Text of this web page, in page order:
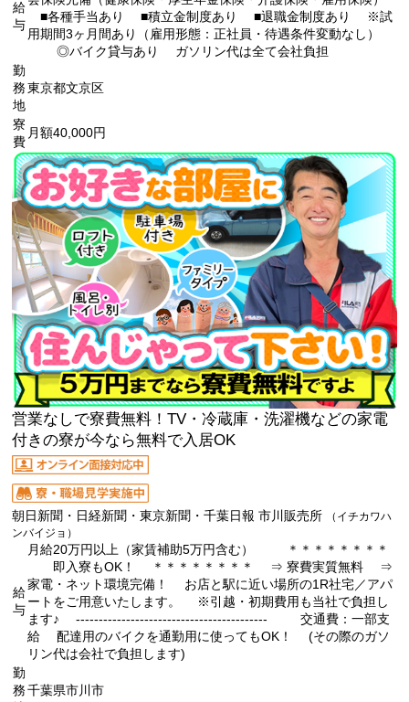
給
与
■各種手当あり ■積立金制度あり ■退職金制度あり ※試
用期間3ヶ月間あり（雇用形態：正社員・待遇条件変動なし）
◎バイク貸与あり ガソリン代は全て会社負担
勤
務
地
東京都文京区
寮
費
月額40,000円
営業なしで寮費無料！TV・冷蔵庫・洗濯機などの家電
付きの寮が今なら無料で入居OK
朝日新聞・日経新聞・東京新聞・千葉日報 市川販売所
（イチカワハ
ンバイジョ）
給
与
月給20万円以上（家賃補助5万円含む） ＊＊＊＊＊＊＊＊
即入寮もOK！ ＊＊＊＊＊＊＊＊ ⇒ 寮費実質無料 ⇒
家電・ネット環境完備！ お店と駅に近い場所の1R社宅／アパ
ートをご用意いたします。 ※引越・初期費用も当社で負担し
ます♪ ------------------------------------------ 交通費：一部支
給 配達用のバイクを通勤用に使ってもOK！ (その際のガソ
リン代は会社で負担します)
勤
務 千葉県市川市